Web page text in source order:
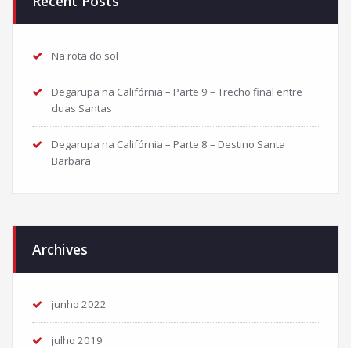
Na rota do sol
Degarupa na Califórnia – Parte 9 – Trecho final entre
duas Santas
Degarupa na Califórnia – Parte 8 – Destino Santa
Barbara
Archives
junho 2022
julho 2019